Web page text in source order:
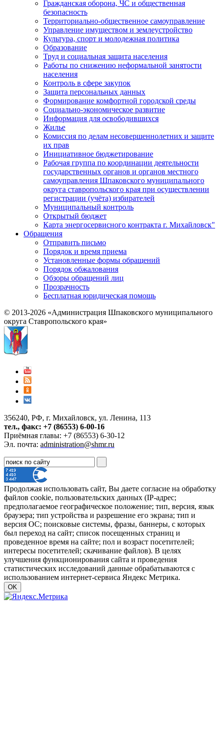
Гражданская оборона, ЧС и общественная
безопасность
Территориально-общественное самоуправление
Управление имуществом и землеустройство
Культура, спорт и молодежная политика
Образование
Труд и социальная защита населения
Работы по снижению неформальной занятости
населения
Контроль в сфере закупок
Защита персональных данных
Формирование комфортной городской среды
Социально-экономическое развитие
Информация для освободившихся
Жилье
Комиссия по делам несовершеннолетних и защите
их прав
Инициативное бюджетирование
Рабочая группа по координации деятельности
государственных органов и органов местного
самоуправления Шпаковского муниципального
округа ставропольского края при осуществлении
регистрации (учёта) избирателей
Муниципальный контроль
Открытый бюджет
Карта энергосервисного контракта г. Михайловск"
Обращения
Отправить письмо
Порядок и время приема
Установленные формы обращений
Порядок обжалования
Обзоры обращений лиц
Прозрачность
Бесплатная юридическая помощь
© 2013-2026 «Администрация Шпаковского муниципального
округа Ставропольского края»
356240, РФ, г. Михайловск, ул. Ленина, 113
тел., факс: +7 (86553) 6-00-16
Приёмная главы: +7 (86553) 6-30-12
Эл. почта: administration@shmr.ru
Продолжая использовать сайт, Вы даете согласие на обработку
файлов cookie, пользовательских данных (IP-адрес;
предполагаемое географическое положение; тип, версия, язык
браузера; тип устройства и разрешение его экрана; тип и
версия ОС; поисковые системы, фразы, баннеры, с которых
был переход на сайт; список посещенных страниц и
проведенное время на сайте; пол и возраст посетителей;
интересы посетителей; скачивание файлов). В целях
улучшения функционирования сайта и проведения
статистических исследований данные обрабатываются с
использованием интернет-сервиса Яндекс Метрика.
OK